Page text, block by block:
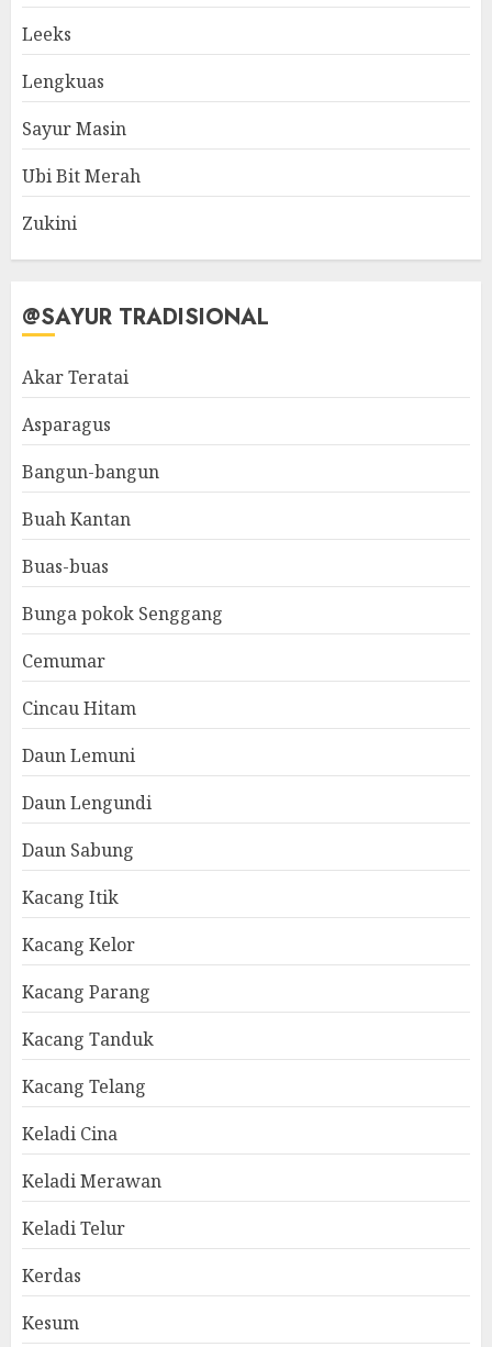
Leeks
Lengkuas
Sayur Masin
Ubi Bit Merah
Zukini
@SAYUR TRADISIONAL
Akar Teratai
Asparagus
Bangun-bangun
Buah Kantan
Buas-buas
Bunga pokok Senggang
Cemumar
Cincau Hitam
Daun Lemuni
Daun Lengundi
Daun Sabung
Kacang Itik
Kacang Kelor
Kacang Parang
Kacang Tanduk
Kacang Telang
Keladi Cina
Keladi Merawan
Keladi Telur
Kerdas
Kesum